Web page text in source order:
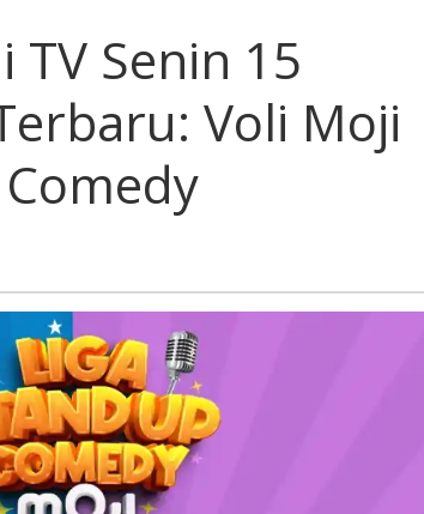
TV Senin 15
Voli Moji